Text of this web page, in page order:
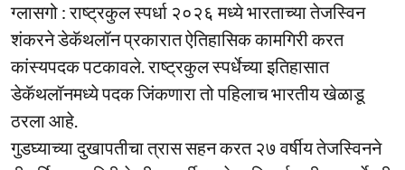
ग्लासगो : राष्ट्रकुल स्पर्धा २०२६ मध्ये भारताच्या तेजस्विन
शंकरने डेकॅथलॉन प्रकारात ऐतिहासिक कामगिरी करत
कांस्यपदक पटकावले. राष्ट्रकुल स्पर्धेच्या इतिहासात
डेकॅथलॉनमध्ये पदक जिंकणारा तो पहिलाच भारतीय खेळाडू
ठरला आहे.
गुडघ्याच्या दुखापतीचा त्रास सहन करत २७ वर्षीय तेजस्विनने